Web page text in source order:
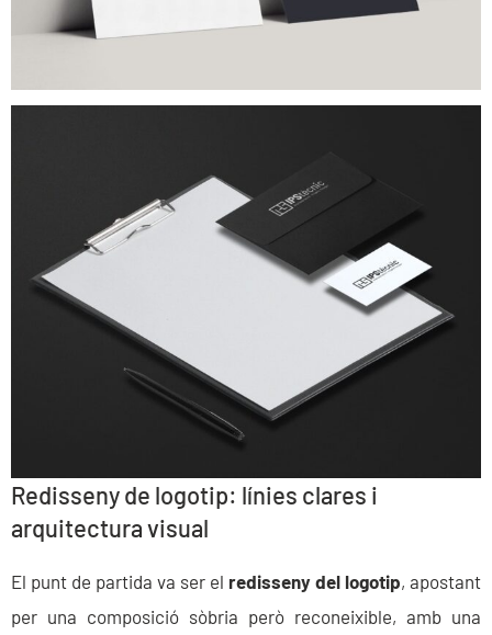
Redisseny de logotip: línies clares i
arquitectura visual
El punt de partida va ser el redisseny del logotip, apostant
per una composició sòbria però reconeixible, amb una